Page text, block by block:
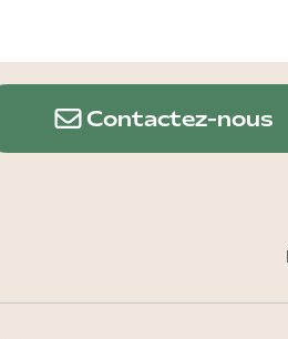
Contactez-nous